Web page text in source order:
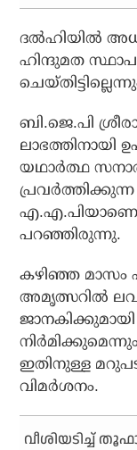
ദല്‍ഹിയില്‍
ഹിന്ദുമത
ബി.ജെ.പി
യഥാര്‍ത്ഥ
പറഞ്ഞിരുന്നു.
കഴിഞ്ഞ മാസം
അമൃത്സറില്‍
ഇതിനുള്ള
വിമര്‍ശനം.
വീശിയടിച്ച്